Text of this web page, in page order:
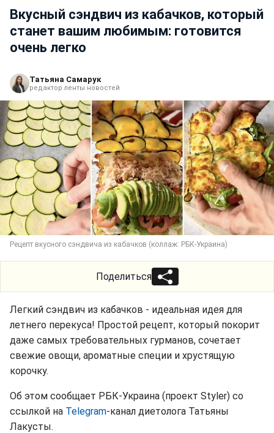
Вкусный сэндвич из кабачков, который
станет вашим любимым: готовится
очень легко
Татьяна Самарук
редактор ленты новостей
Рецепт вкусного сэндвича из кабачков (коллаж: РБК-Украина)
Поделиться
Легкий сэндвич из кабачков - идеальная идея для
летнего перекуса! Простой рецепт, который покорит
даже самых требовательных гурманов, сочетает
свежие овощи, ароматные специи и хрустящую
корочку.
Об этом сообщает РБК-Украина (проект Styler) со
ссылкой на Telegram-канал диетолога Татьяны
Лакусты.